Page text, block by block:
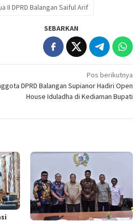
II DPRD Balangan Saiful Arif
SEBARKAN
Pos berikutnya
DPRD Balangan Supianor Hadiri Open
House Iduladha di Kediaman Bupati